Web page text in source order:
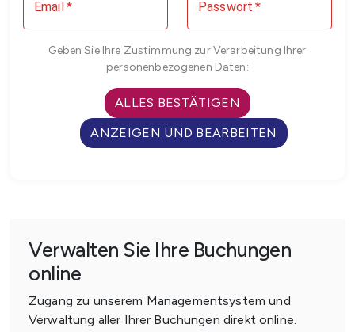
Email* Passwort *
Geben Sie Ihre Zustimmung zur Verarbeitung Ihrer
personenbezogenen Daten:
ALLES BESTÄTIGEN
ANZEIGEN UND BEARBEITEN
Verwalten Sie Ihre Buchungen
online
Zugang zu unserem Managementsystem und
Verwaltung aller Ihrer Buchungen direkt online.